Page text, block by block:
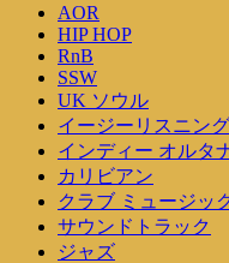
AOR
HIP HOP
RnB
SSW
UK ソウル
イージーリスニン
インディー オルタ
カリビアン
クラブ ミュージッ
サウンドトラック
ジャズ